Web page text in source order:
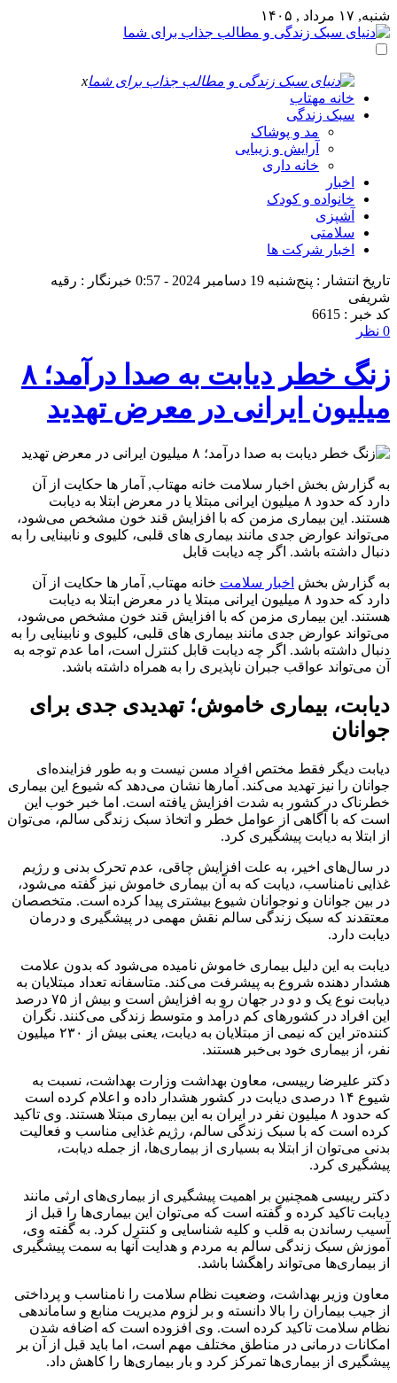
شنبه, ۱۷ مرداد , ۱۴۰۵
x
خانه مهتاب
سبک زندگی
مد و پوشاک
آرایش و زیبایی
خانه داری
اخبار
خانواده و کودک
آشپزی
سلامتی
اخبار شرکت ها
تاریخ انتشار : پنج‌شنبه 19 دسامبر 2024 - 0:57
خبرنگار : رقیه
شریفی
کد خبر : 6615
0 نظر
زنگ خطر دیابت به صدا درآمد؛ ۸
میلیون ایرانی در معرض تهدید
به گزارش بخش اخبار سلامت خانه مهتاب, آمار ها حکایت از آن
دارد که حدود ۸ میلیون ایرانی مبتلا یا در معرض ابتلا به دیابت
هستند. این بیماری مزمن که با افزایش قند خون مشخص می‌شود،
می‌تواند عوارض جدی مانند بیماری‌ های قلبی، کلیوی و نابینایی را به
دنبال داشته باشد. اگر چه دیابت قابل
به گزارش بخش اخبار سلامت خانه مهتاب, آمار ها حکایت از آن
دارد که حدود ۸ میلیون ایرانی مبتلا یا در معرض ابتلا به دیابت
هستند. این بیماری مزمن که با افزایش قند خون مشخص می‌شود،
می‌تواند عوارض جدی مانند بیماری‌ های قلبی، کلیوی و نابینایی را به
دنبال داشته باشد. اگر چه دیابت قابل کنترل است، اما عدم توجه به
آن می‌تواند عواقب جبران‌ ناپذیری را به همراه داشته باشد.
دیابت، بیماری خاموش؛ تهدیدی جدی برای
جوانان
دیابت دیگر فقط مختص افراد مسن نیست و به طور فزاینده‌ای
جوانان را نیز تهدید می‌کند. آمارها نشان می‌دهد که شیوع این بیماری
خطرناک در کشور به شدت افزایش یافته است. اما خبر خوب این
است که با آگاهی از عوامل خطر و اتخاذ سبک زندگی سالم، می‌توان
از ابتلا به دیابت پیشگیری کرد.
در سال‌های اخیر، به علت افزایش چاقی، عدم تحرک بدنی و رژیم
غذایی نامناسب، دیابت که به آن بیماری خاموش نیز گفته می‌شود،
در بین جوانان و نوجوانان شیوع بیشتری پیدا کرده است. متخصصان
معتقدند که سبک زندگی سالم نقش مهمی در پیشگیری و درمان
دیابت دارد.
دیابت به این دلیل بیماری خاموش نامیده می‌شود که بدون علامت
هشدار دهنده شروع به پیشرفت می‌کند. متاسفانه تعداد مبتلایان به
دیابت نوع یک و دو در جهان رو به افزایش است و بیش از ۷۵ درصد
این افراد در کشورهای کم درآمد و متوسط زندگی می‌کنند. نگران
کننده‌تر این که نیمی از مبتلایان به دیابت، یعنی بیش از ۲۳۰ میلیون
نفر، از بیماری خود بی‌خبر هستند.
دکتر علیرضا رییسی، معاون بهداشت وزارت بهداشت، نسبت به
شیوع ۱۴ درصدی دیابت در کشور هشدار داده و اعلام کرده است
که حدود ۸ میلیون نفر در ایران به این بیماری مبتلا هستند. وی تاکید
کرده است که با سبک زندگی سالم، رژیم غذایی مناسب و فعالیت
بدنی می‌توان از ابتلا به بسیاری از بیماری‌ها، از جمله دیابت،
پیشگیری کرد.
دکتر رییسی همچنین بر اهمیت پیشگیری از بیماری‌های ارثی مانند
دیابت تاکید کرده و گفته است که می‌توان این بیماری‌ها را قبل از
آسیب رساندن به قلب و کلیه شناسایی و کنترل کرد. به گفته وی،
آموزش سبک زندگی سالم به مردم و هدایت آنها به سمت پیشگیری
از بیماری‌ها می‌تواند راهگشا باشد.
معاون وزیر بهداشت، وضعیت نظام سلامت را نامناسب و پرداختی
از جیب بیماران را بالا دانسته و بر لزوم مدیریت منابع و ساماندهی
نظام سلامت تاکید کرده است. وی افزوده است که اضافه شدن
امکانات درمانی در مناطق مختلف مهم است، اما باید قبل از آن بر
پیشگیری از بیماری‌ها تمرکز کرد و بار بیماری‌ها را کاهش داد.